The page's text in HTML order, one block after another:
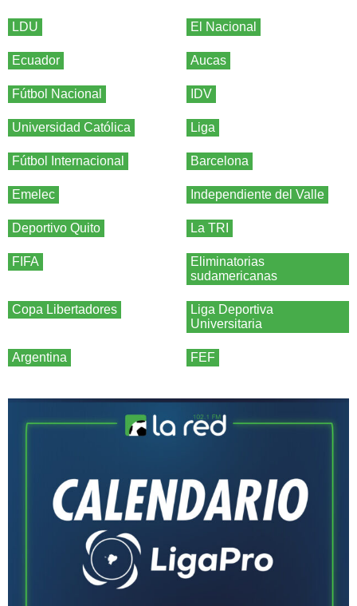
LDU El Nacional
Ecuador Aucas
Fútbol Nacional IDV
Universidad Católica Liga
Fútbol Internacional Barcelona
Emelec Independiente del Valle
Deportivo Quito La TRI
FIFA
Eliminatorias
sudamericanas
Copa Libertadores
Liga Deportiva
Universitaria
Argentina FEF